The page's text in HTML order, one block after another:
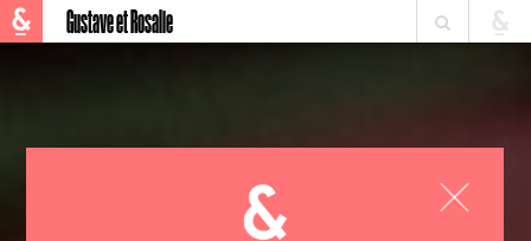
Gustave et Rosalie